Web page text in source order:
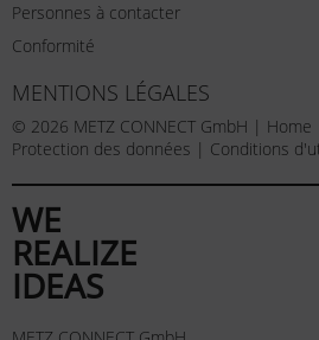
Personnes à contacter
Conformité
MENTIONS LÉGALES
© 2026 METZ CONNECT GmbH | Home
Protection des données | Conditions
WE
REALIZE
IDEAS